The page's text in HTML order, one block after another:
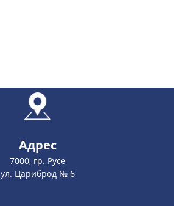
Адрес
7000, гр. Русе
ул. Цариброд № 6